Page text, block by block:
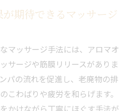
期待できるマッサージ
マッサージ手法には、アロマオ
サージや筋膜リリースがありま
パの流れを促進し、老廃物の排
こわばりや疲労を和らげます。
かけながら丁寧にほぐす手法が